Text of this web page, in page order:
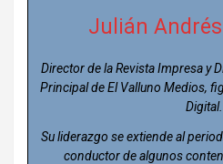
Julián
Director de la Revista Impresa y
Principal de El Valluno Medios,
Digital.
Su liderazgo se extiende al
conductor de algunos